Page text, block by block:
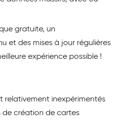
gratuite, un
et des mises à jour régulières
expérience possible !
relativement inexpérimentés
de création de cartes